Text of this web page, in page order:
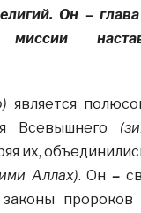
Он –
миссии
является
Всевышнего
их,
Аллах). Он–
пророков